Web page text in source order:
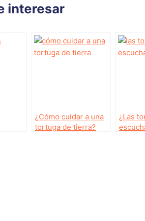
interesar
¿Cómo cuidar a una
tortuga de tierra?
¿Las